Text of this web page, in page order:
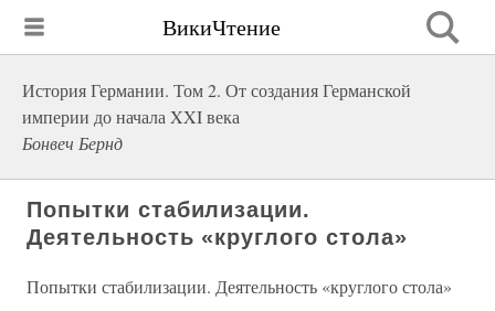
ВикиЧтение
История Германии. Том 2. От создания Германской
империи до начала XXI века
Бонвеч Бернд
Попытки стабилизации.
Деятельность «круглого стола»
Попытки стабилизации. Деятельность «круглого стола»